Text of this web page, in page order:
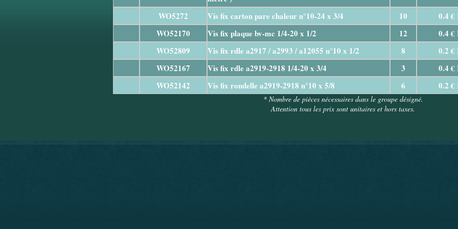
WO5272
Vis fix carton pare chaleur n°10-24 x 3/4 10
0.4 €
WO52170
Vis fix plaque bv-mc 1/4-20 x 1/2 12
0.4 €
WO52809
Vis fix rdle a2917 / a2993 / a12055 n°10 x 1/2 8
0.2 €
WO52167
Vis fix rdle a2919-2918 1/4-20 x 3/4 3
0.4 €
WO52142
Vis fix rondelle a2919-2918 n°10 x 5/8 6 0.2 €
* Nombre de pièces nécessaires dans le groupe désigné.
Attention tous les prix sont unitaires et hors taxes.